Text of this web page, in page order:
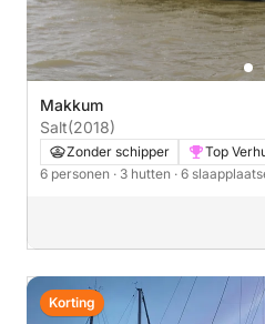
Makkum
Salt(2018)
Zonder schipper Top
6 personen · 3 hutten · 6
Korting